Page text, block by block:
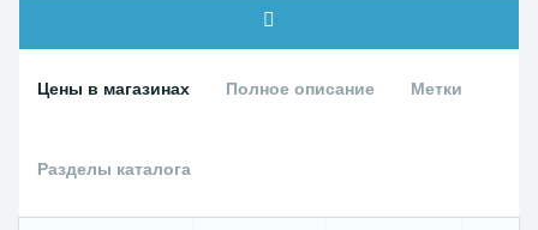
Цены в магазинах Полное описание Метки
Разделы каталога